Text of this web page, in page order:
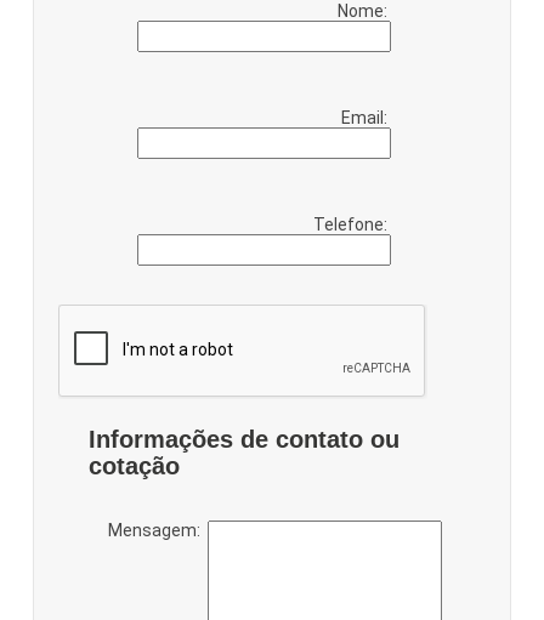
Nome:
Email:
Telefone:
Informações de contato ou
cotação
Mensagem: